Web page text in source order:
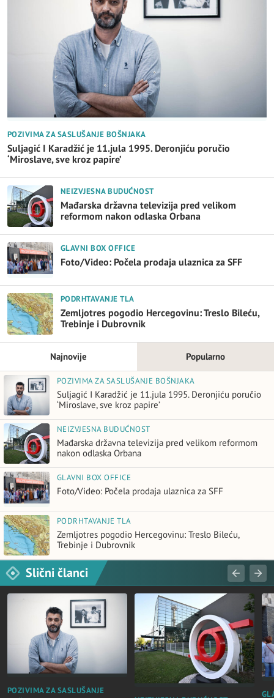
POZIVIMA ZA SASLUŠANJE BOŠNJAKA
Suljagić I Karadžić je 11.jula 1995. Deronjiću poručio
‘Miroslave, sve kroz papire’
NEIZVJESNA BUDUĆNOST
Mađarska državna televizija pred velikom
reformom nakon odlaska Orbana
GLAVNI BOX OFFICE
Foto/Video: Počela prodaja ulaznica za SFF
PODRHTAVANJE TLA
Zemljotres pogodio Hercegovinu: Treslo Bileću,
Trebinje i Dubrovnik
Najnovije Popularno
POZIVIMA ZA SASLUŠANJE BOŠNJAKA
Suljagić I Karadžić je 11.jula 1995. Deronjiću poručio
‘Miroslave, sve kroz papire’
NEIZVJESNA BUDUĆNOST
Mađarska državna televizija pred velikom reformom
nakon odlaska Orbana
GLAVNI BOX OFFICE
Foto/Video: Počela prodaja ulaznica za SFF
PODRHTAVANJE TLA
Zemljotres pogodio Hercegovinu: Treslo Bileću,
Trebinje i Dubrovnik
Slični članci
POZIVIMA ZA SASLUŠANJE